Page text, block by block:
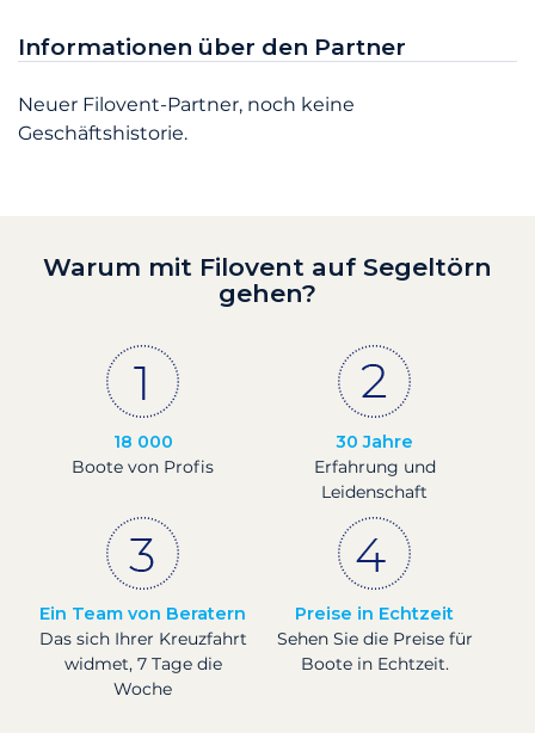
Informationen über den Partner
Neuer Filovent-Partner, noch keine
Geschäftshistorie.
Warum mit Filovent auf Segeltörn
gehen?
18 000
Boote von Profis
30 Jahre
Erfahrung und
Leidenschaft
Ein Team von Beratern
Das sich Ihrer Kreuzfahrt
widmet, 7 Tage die
Woche
Preise in Echtzeit
Sehen Sie die Preise für
Boote in Echtzeit.